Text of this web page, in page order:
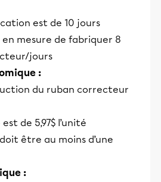
est de 10 jours
en mesure de fabriquer 8
jours
:
du ruban correcteur
de 5,97$ l’unité
être au moins d’une
: